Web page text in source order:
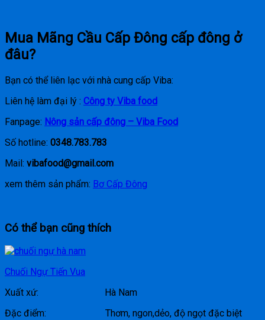
Mua Mãng Cầu Cấp Đông cấp đông ở
đâu?
Bạn có thể liên lạc với nhà cung cấp Viba:
Liên hệ làm đại lý : Công ty Viba food
Fanpage: Nông sản cấp đông – Viba Food
Số hotline: 0348.783.783
Mail: vibafood@gmail.com
xem thêm sản phẩm: Bơ Cấp Đông
Có thể bạn cũng thích
Chuối Ngự Tiến Vua
Xuất xứ: Hà Nam
Đặc điểm: Thơm, ngon,dẻo, độ ngọt đặc biệt